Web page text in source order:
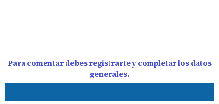
Para comentar debes registrarte y completar los datos
generales.